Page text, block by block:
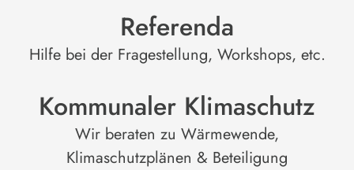
Referenda
Hilfe bei der Fragestellung, Workshops, etc.
Kommunaler Klimaschutz
Wir beraten zu Wärmewende,
Klimaschutzplänen & Beteiligung